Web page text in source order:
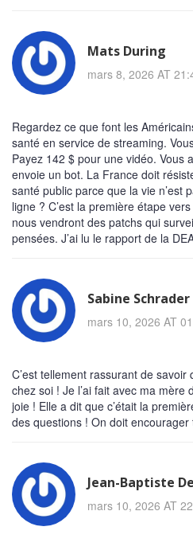
Mats During
mars 8, 2026 AT
Regardez ce que font les
santé en service de streaming.
Payez 142 $ pour une vidéo. Vous
envoie un bot. La France doit
santé public parce que la vie n’est
ligne ? C’est la première étape
nous vendront des patchs qui
pensées. J’ai lu le rapport de la
Sabine Schrader
mars 10, 2026 AT
C’est tellement rassurant de savoir
chez soi ! Je l’ai fait avec ma
joie ! Elle a dit que c’était la
des questions ! On doit
Jean-Baptiste
mars 10, 2026 AT